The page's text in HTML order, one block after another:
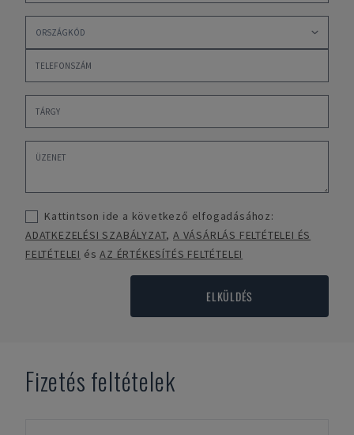
Kattintson ide a következő elfogadásához:
ADATKEZELÉSI SZABÁLYZAT,A VÁSÁRLÁS FELTÉTELEI ÉS
FELTÉTELEI ésAZ ÉRTÉKESÍTÉS FELTÉTELEI
ELKÜLDÉS
Fizetés feltételek